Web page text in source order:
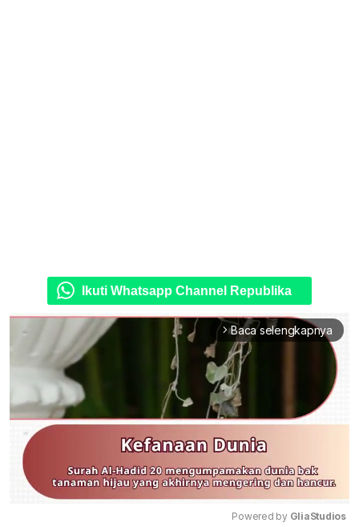
Ikuti Whatsapp Channel Republika
arrow_forward_ios Baca selengkapnya
Powered by GliaStudios